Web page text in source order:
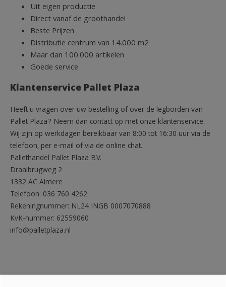
Uit eigen productie
Direct vanaf de groothandel
Beste Prijzen
Distributie centrum van 14.000 m2
Maar dan 100.000 artikelen
Goede service
Klantenservice Pallet Plaza
Heeft u vragen over uw bestelling of over de legborden van
Pallet Plaza? Neem dan contact op met onze klantenservice.
Wij zijn op werkdagen bereikbaar van 8:00 tot 16:30 uur via de
telefoon, per e-mail of via de online chat.
Pallethandel Pallet Plaza B.V.
Draaibrugweg 2
1332 AC Almere
Telefoon: 036 760 4262
Rekeningnummer: NL24 INGB 0007070888
KvK-nummer: 62559060
info@palletplaza.nl